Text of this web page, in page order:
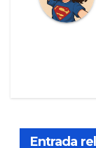
Entrada